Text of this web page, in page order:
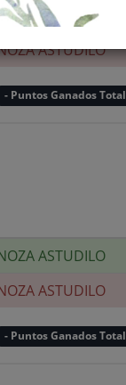
ASTUDILO
- Puntos Ganados
ASTUDILO
ASTUDILO
- Puntos Ganados